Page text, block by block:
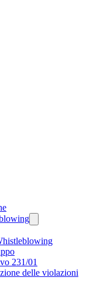
231/01
delle violazioni